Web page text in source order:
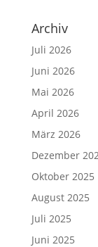
Archiv
Juli 2026
Juni 2026
Mai 2026
April 2026
März 2026
Dezember
Oktober 2025
August 2025
Juli 2025
Juni 2025